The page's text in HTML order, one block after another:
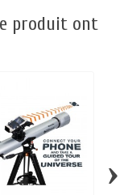
produit ont
›